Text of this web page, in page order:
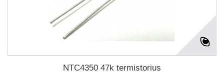
NTC4350 47k termistorius